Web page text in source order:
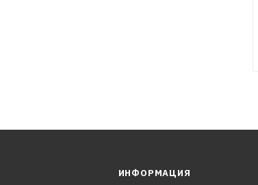
ИНФОРМАЦИЯ